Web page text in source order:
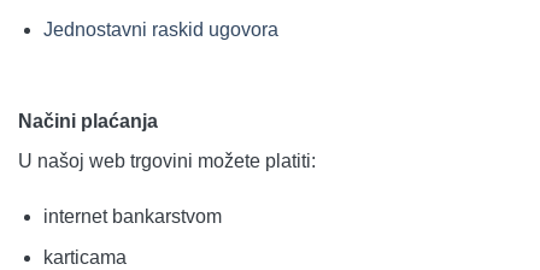
Jednostavni raskid ugovora
Načini plaćanja
U našoj web trgovini možete platiti:
internet bankarstvom
karticama